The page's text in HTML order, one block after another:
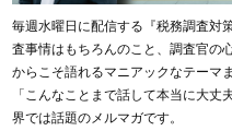
毎週水曜日に配信する『税務調査対
査事情はもちろんのこと、調査官の
からこそ語れるマニアックなテーマ
「こんなことまで話して本当に大
界では話題のメルマガです。